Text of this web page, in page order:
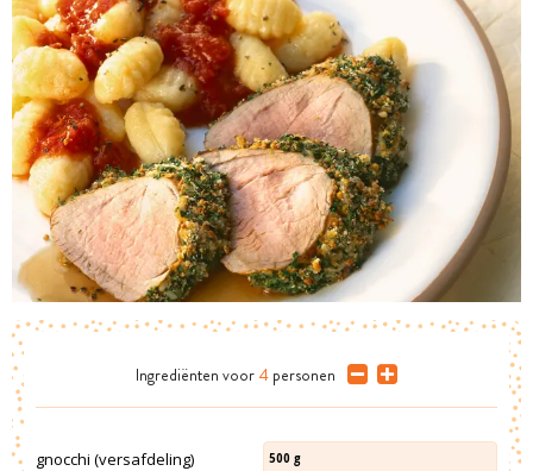
Ingrediënten voor 4 personen
gnocchi (versafdeling) 500 g